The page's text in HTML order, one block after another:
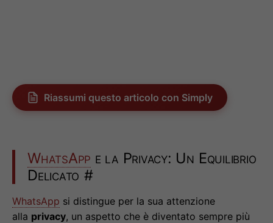
Riassumi questo articolo con Simply
WhatsApp e la Privacy: Un Equilibrio
Delicato #
WhatsApp si distingue per la sua attenzione
alla privacy, un aspetto che è diventato sempre più